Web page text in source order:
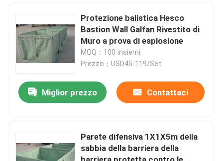
Protezione balistica Hesco
Bastion Wall Galfan Rivestito di
Muro a prova di esplosione
MOQ：100 insiemi
Prezzo：USD45-119/Set
Miglior prezzo Contattaci
Parete difensiva 1X1X5m della
sabbia della barriera della